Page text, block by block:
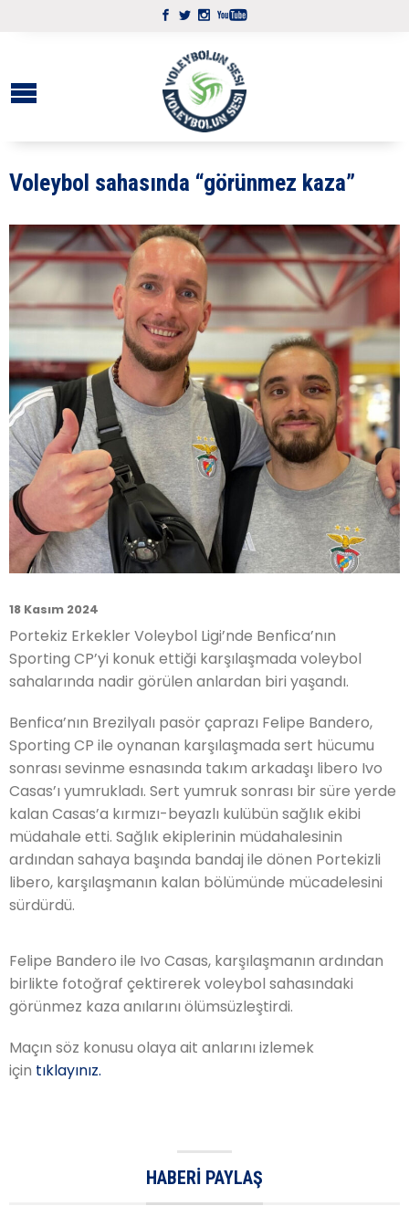
Voleybol sahasında “görünmez kaza”
18 Kasım 2024
Portekiz Erkekler Voleybol Ligi’nde Benfica’nın
Sporting CP’yi konuk ettiği karşılaşmada voleybol
sahalarında nadir görülen anlardan biri yaşandı.
Benfica’nın Brezilyalı pasör çaprazı Felipe Bandero,
Sporting CP ile oynanan karşılaşmada sert hücumu
sonrası sevinme esnasında takım arkadaşı libero Ivo
Casas’ı yumrukladı. Sert yumruk sonrası bir süre yerde
kalan Casas’a kırmızı-beyazlı kulübün sağlık ekibi
müdahale etti. Sağlık ekiplerinin müdahalesinin
ardından sahaya başında bandaj ile dönen Portekizli
libero, karşılaşmanın kalan bölümünde mücadelesini
sürdürdü.
Felipe Bandero ile Ivo Casas, karşılaşmanın ardından
birlikte fotoğraf çektirerek voleybol sahasındaki
görünmez kaza anılarını ölümsüzleştirdi.
Maçın söz konusu olaya ait anlarını izlemek
için tıklayınız.
HABERI PAYLAŞ